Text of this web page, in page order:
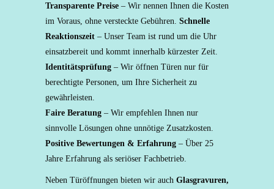
Transparente Preise – Wir nennen Ihnen die Kosten
im Voraus, ohne versteckte Gebühren. Schnelle
Reaktionszeit – Unser Team ist rund um die Uhr
einsatzbereit und kommt innerhalb kürzester Zeit.
Identitätsprüfung – Wir öffnen Türen nur für
berechtigte Personen, um Ihre Sicherheit zu
gewährleisten.
Faire Beratung – Wir empfehlen Ihnen nur
sinnvolle Lösungen ohne unnötige Zusatzkosten.
Positive Bewertungen & Erfahrung – Über 25
Jahre Erfahrung als seriöser Fachbetrieb.
Neben Türöffnungen bieten wir auch Glasgravuren,